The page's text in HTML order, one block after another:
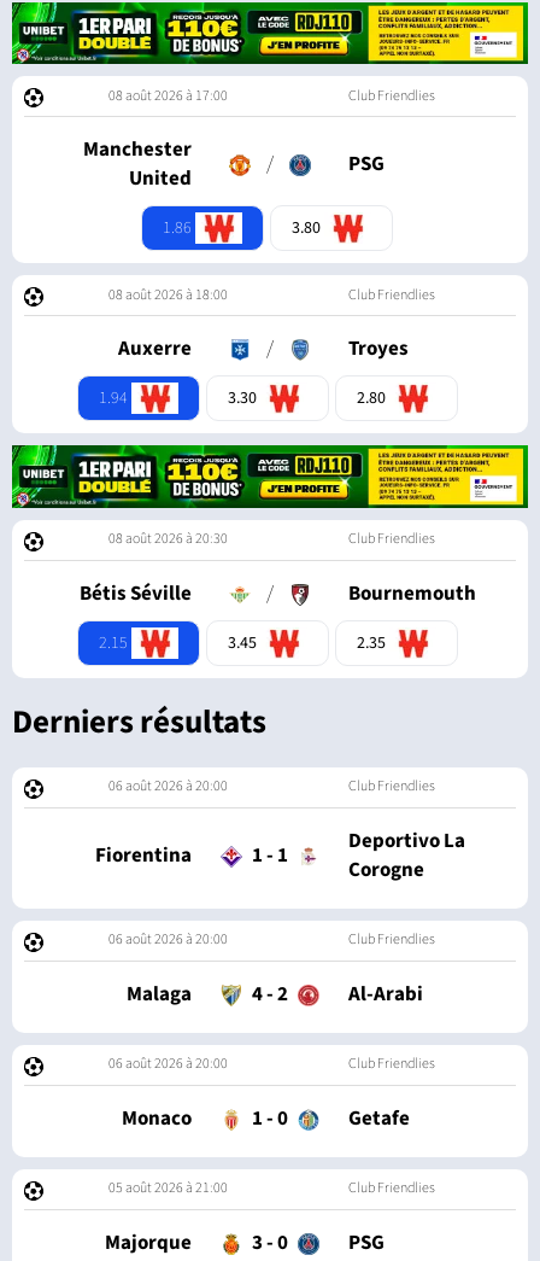
08 août 2026 à 17:00 Club Friendlies
Manchester
United
/ PSG
1.86 3.80
08 août 2026 à 18:00 Club Friendlies
Auxerre / Troyes
1.94 3.30 2.80
08 août 2026 à 20:30 Club Friendlies
Bétis Séville / Bournemouth
2.15 3.45 2.35
Derniers résultats
06 août 2026 à 20:00 Club Friendlies
Fiorentina 1- 1
Deportivo La
Corogne
06 août 2026 à 20:00 Club Friendlies
Malaga 4-2 Al-Arabi
06 août 2026 à 20:00 Club Friendlies
Monaco 1-0 Getafe
05 août 2026 à 21:00 Club Friendlies
Majorque 3-0 PSG